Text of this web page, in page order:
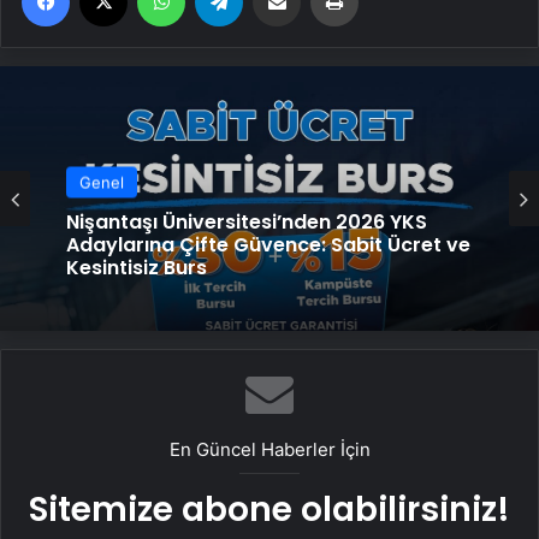
Genel
Nişantaşı Üniversitesi’nden 2026 YKS
Adaylarına Çifte Güvence: Sabit Ücret ve
Kesintisiz Burs
En Güncel Haberler İçin
Sitemize abone olabilirsiniz!